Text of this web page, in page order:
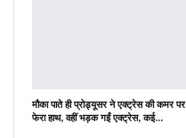
मौका पाते ही प्रोड्यूसर ने एक्ट्रेस की कमर पर
फेरा हाथ, वहीं भड़क गईं एक्ट्रेस, कई…